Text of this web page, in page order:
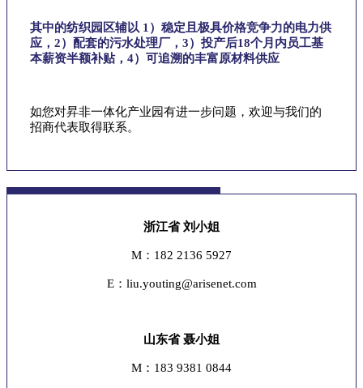
其中的纺织园区辅以 1）稳定且极具价格竞争力的电力供
应，2）配套的污水处理厂，3）投产后18个月内员工基
本薪资半额补贴，4）可追溯的丰富原材料供应
如您对昇非一体化产业园有进一步问题，欢迎与我们的
招商代表取得联系。
浙江省 刘小姐
M：182 2136 5927
E：liu.youting@arisenet.com
山东省 聂小姐
M：183 9381 0844